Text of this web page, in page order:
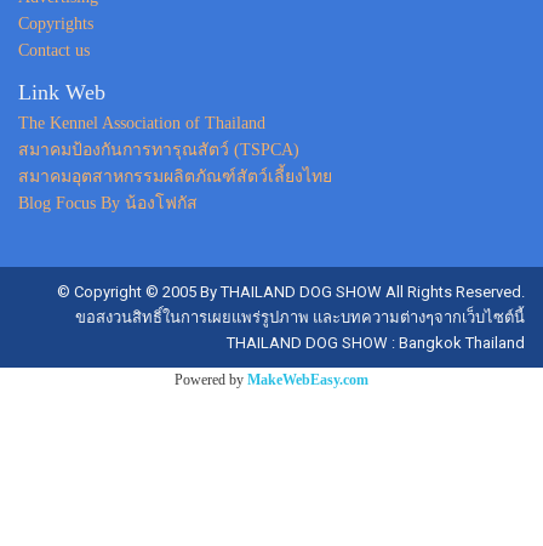
Copyrights
Contact us
Link Web
The Kennel Association of Thailand
สมาคมป้องกันการทารุณสัตว์ (TSPCA)
สมาคมอุตสาหกรรมผลิตภัณฑ์สัตว์เลี้ยงไทย
Blog Focus By น้องโฟกัส
© Copyright © 2005 By THAILAND DOG SHOW All Rights Reserved.
ขอสงวนสิทธิ์ในการเผยแพร่รูปภาพ และบทความต่างๆจากเว็บไซต์นี้
THAILAND DOG SHOW : Bangkok Thailand
Powered by MakeWebEasy.com